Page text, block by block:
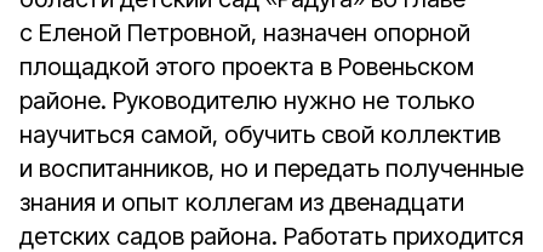
с Еленой Петровной, назначен опорной
площадкой этого проекта в Ровеньском
районе. Руководителю нужно не только
научиться самой, обучить свой коллектив
и воспитанников, но и передать полученные
знания и опыт коллегам из двенадцати
детских садов района. Работать приходится